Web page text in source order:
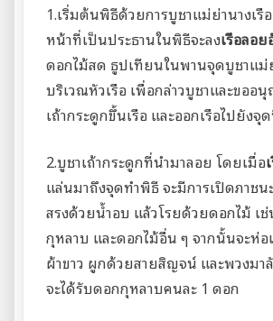
1.เริ่มต้นพิธีด้วยการบูชาแม่ย่านางเรื
หน้าที่เป็นประธานในพิธีจะลงเรือลอย
ดอกไม้สด ธูปเทียนในพานจุดบูชาแม่
บริเวณหัวเรือ เพื่อกล่าวบูชาและขออ
เถ้ากระดูกขึ้นเรือ และออกเรือไปยังจุ
2.บูชาเถ้ากระดูกที่นำมาลอย โดยเมื่อ
แล่นมาถึงจุดทำพิธี จะมีการเปิดภาชน
สรงด้วยน้ำอบ แล้วโรยด้วยดอกไม้ เ
กุหลาบ และดอกไม้อื่น ๆ จากนั้นจะห่อ
ผ้าขาว ผูกด้วยสายสิญจน์ และพวงม
จะได้รับดอกกุหลาบคนละ 1 ดอก